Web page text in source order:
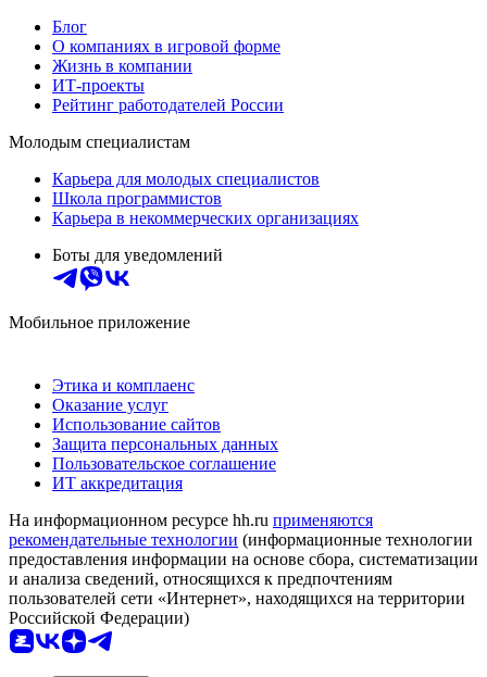
Блог
О компаниях в игровой форме
Жизнь в компании
ИТ-проекты
Рейтинг работодателей России
Молодым специалистам
Карьера для молодых специалистов
Школа программистов
Карьера в некоммерческих организациях
Боты для уведомлений
Мобильное приложение
Этика и комплаенс
Оказание услуг
Использование сайтов
Защита персональных данных
Пользовательское соглашение
ИТ аккредитация
На информационном ресурсе hh.ru применяются
рекомендательные технологии (информационные технологии
предоставления информации на основе сбора, систематизации
и анализа сведений, относящихся к предпочтениям
пользователей сети «Интернет», находящихся на территории
Российской Федерации)